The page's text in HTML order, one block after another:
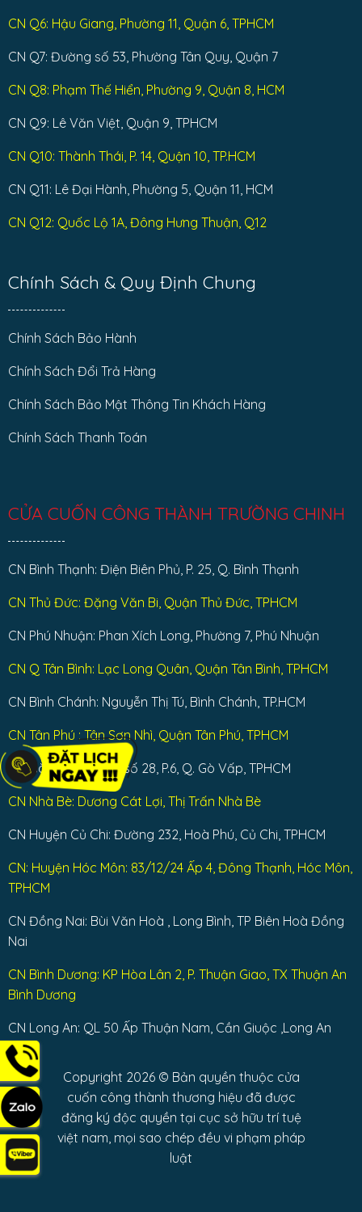
CN Q6: Hậu Giang, Phường 11, Quận 6, TPHCM
CN Q7: Đường số 53, Phường Tân Quy, Quận 7
CN Q8: Phạm Thế Hiển, Phường 9, Quận 8, HCM
CN Q9: Lê Văn Việt, Quận 9, TPHCM
CN Q10: Thành Thái, P. 14, Quận 10, TP.HCM
CN Q11: Lê Đại Hành, Phường 5, Quận 11, HCM
CN Q12: Quốc Lộ 1A, Đông Hưng Thuận, Q12
Chính Sách & Quy Định Chung
Chính Sách Bảo Hành
Chính Sách Đổi Trả Hàng
Chính Sách Bảo Mật Thông Tin Khách Hàng
Chính Sách Thanh Toán
CỬA CUỐN CÔNG THÀNH TRƯỜNG CHINH
CN Bình Thạnh: Điện Biên Phủ, P. 25, Q. Bình Thạnh
CN Thủ Đức: Đặng Văn Bi, Quận Thủ Đức, TPHCM
CN Phú Nhuận: Phan Xích Long, Phường 7, Phú Nhuận
CN Q Tân Bình: Lạc Long Quân, Quận Tân Bình, TPHCM
CN Bình Chánh: Nguyễn Thị Tú, Bình Chánh, TP.HCM
CN Tân Phú : Tân Sơn Nhì, Quận Tân Phú, TPHCM
CN Gò Vấp: Đường số 28, P.6, Q. Gò Vấp, TPHCM
CN Nhà Bè: Dương Cát Lợi, Thị Trấn Nhà Bè
CN Huyện Củ Chi: Đường 232, Hoà Phú, Củ Chi, TPHCM
CN: Huyện Hóc Môn: 83/12/24 Ấp 4, Đông Thạnh, Hóc Môn,
TPHCM
CN Đồng Nai: Bùi Văn Hoà , Long Bình, TP Biên Hoà Đồng
Nai
CN Bình Dương: KP Hòa Lân 2, P. Thuận Giao, TX Thuận An
Bình Dương
CN Long An: QL 50 Ấp Thuận Nam, Cần Giuộc ,Long An
Copyright 2026 © Bản quyền thuộc cửa
cuốn công thành thương hiệu đã được
đăng ký độc quyền tại cục sở hữu trí tuệ
việt nam, mọi sao chép đều vi phạm pháp
luật